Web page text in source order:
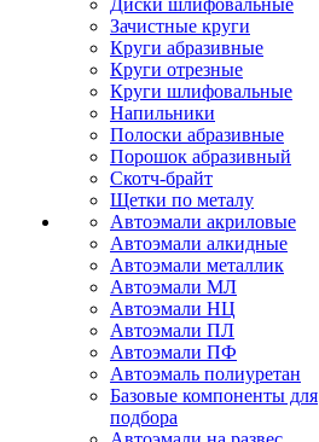
Диски шлифовальные
Зачистные круги
Круги абразивные
Круги отрезные
Круги шлифовальные
Напильники
Полоски абразивные
Порошок абразивный
Скотч-брайт
Щетки по металу
Автоэмали акриловые
Автоэмали алкидные
Автоэмали металлик
Автоэмали МЛ
Автоэмали НЦ
Автоэмали ПЛ
Автоэмали ПФ
Автоэмаль полиуретан
Базовые компоненты для
подбора